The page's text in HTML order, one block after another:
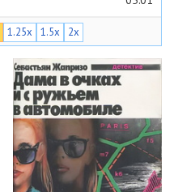
05:00
05:05
05:19
1.25x 1.5x 2x